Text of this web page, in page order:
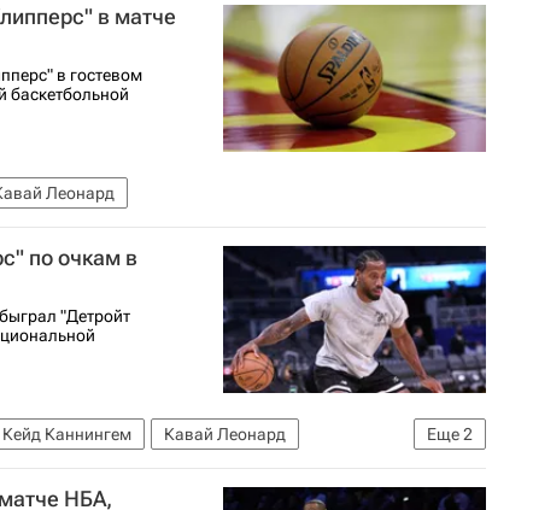
в матче
в гостевом
баскетбольной
Леонард
по очкам в
"Детройт
Еще2
Кейд Каннингем
Кавай Леонард
НБА,